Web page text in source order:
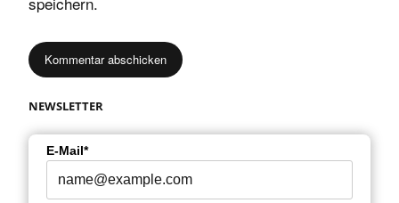
NEWSLETTER
E-Mail*